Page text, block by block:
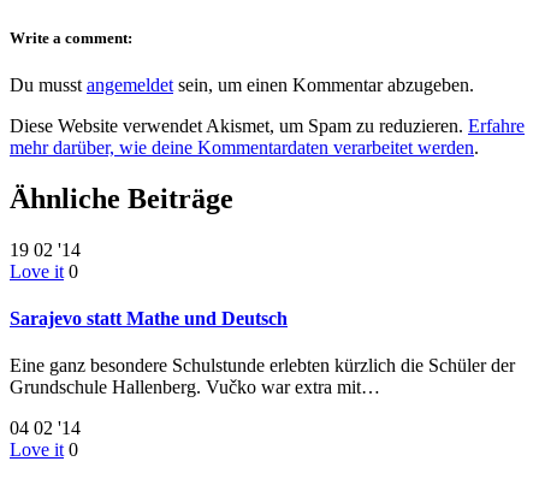
Write a comment:
Du musst angemeldet sein, um einen Kommentar abzugeben.
Diese Website verwendet Akismet, um Spam zu reduzieren. Erfahre
mehr darüber, wie deine Kommentardaten verarbeitet werden.
Ähnliche Beiträge
19 02 '14
Love it 0
Sarajevo statt Mathe und Deutsch
Eine ganz besondere Schulstunde erlebten kürzlich die Schüler der
Grundschule Hallenberg. Vučko war extra mit…
04 02 '14
Love it 0